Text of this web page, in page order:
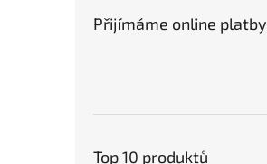
Přijímáme online platby
Top 10 produktů